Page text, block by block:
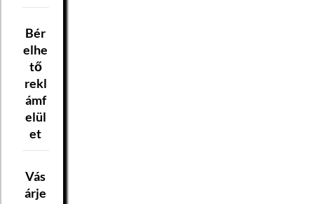
Bér
elhe
tő
rekl
ámf
elül
et
Vás
árje